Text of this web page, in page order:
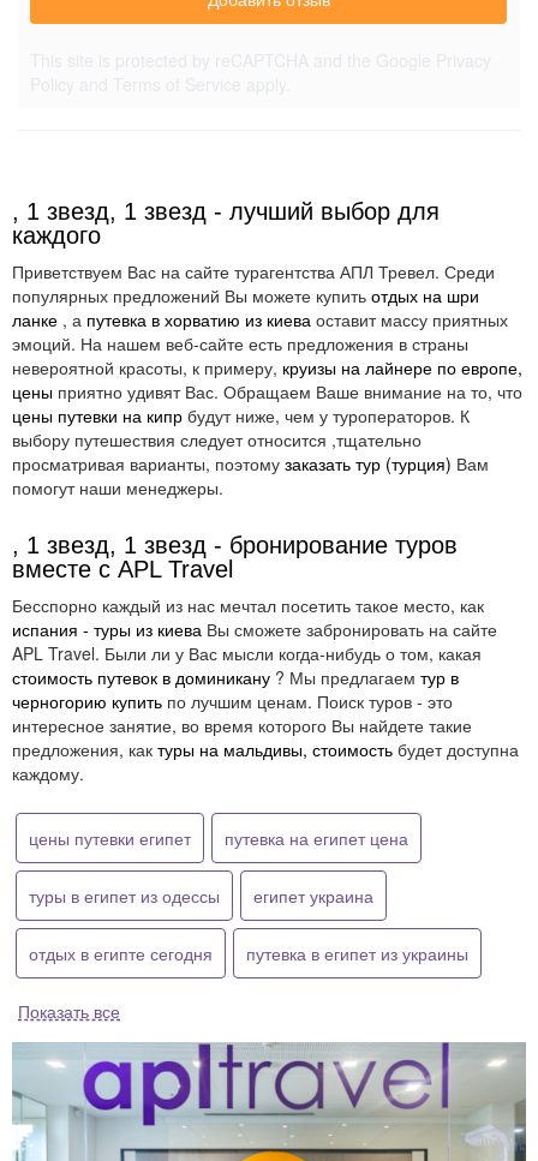
, 1 звезд, 1 звезд - лучший выбор для
каждого
Приветствуем Вас на сайте турагентства АПЛ Тревел. Среди
популярных предложений Вы можете купить отдых на шри
ланке , а путевка в хорватию из киева оставит массу приятных
эмоций. На нашем веб-сайте есть предложения в страны
невероятной красоты, к примеру, круизы на лайнере по европе,
цены приятно удивят Вас. Обращаем Ваше внимание на то, что
цены путевки на кипр будут ниже, чем у туроператоров. К
выбору путешествия следует относится ,тщательно
просматривая варианты, поэтому заказать тур (турция) Вам
помогут наши менеджеры.
, 1 звезд, 1 звезд - бронирование туров
вместе с APL Travel
Бесспорно каждый из нас мечтал посетить такое место, как
испания - туры из киева Вы сможете забронировать на сайте
APL Travel. Были ли у Вас мысли когда-нибудь о том, какая
стоимость путевок в доминикану ? Мы предлагаем тур в
черногорию купить по лучшим ценам. Поиск туров - это
интересное занятие, во время которого Вы найдете такие
предложения, как туры на мальдивы, стоимость будет доступна
каждому.
цены путевки египет путевка на египет цена
туры в египет из одессы египет украина
отдых в египте сегодня путевка в египет из украины
Показать все